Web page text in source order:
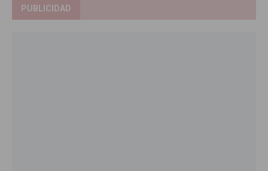
PUBLICIDAD